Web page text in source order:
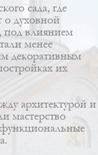
сада, где
о духовной
под влиянием
менее
декоративным
их
архитектурой и
мастерство